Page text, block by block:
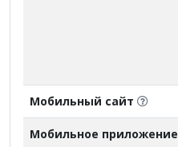
Мобильный сайт
Мобильное приложение